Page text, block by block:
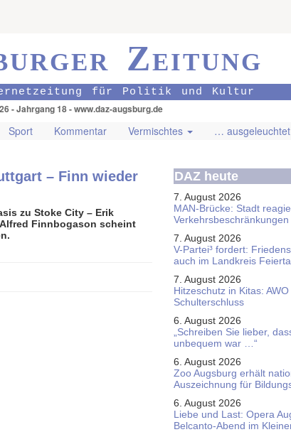
Zeitung
für Politik und Kultur
- Jahrgang 18 - www.daz-augsburg.de
Sport Kommentar Vermischtes … ausgeleuchtet
– Finn wieder
zu Stoke City – Erik
Finnbogason scheint
DAZ heute
7. August 2026
MAN-Brücke: Stadt
Verkehrsbeschränkungen
7. August 2026
V-Partei­³ fordert:
auch im Land­kreis
7. August 2026
Hitzeschutz in Kitas:
Schulterschluss
6. August 2026
„Schreiben Sie lieber,
unbequem war …“
6. August 2026
Zoo Augsburg erhält
Auszeichnung für
6. August 2026
Liebe und Last: Opera
Belcanto-Abend im